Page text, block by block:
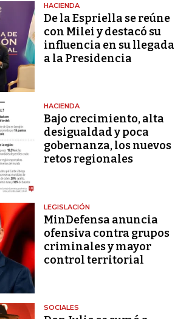
HACIENDA
De la Espriella se reúne
con Milei y destacó su
influencia en su llegada
a la Presidencia
HACIENDA
Bajo crecimiento, alta
desigualdad y poca
gobernanza, los nuevos
retos regionales
LEGISLACIÓN
MinDefensa anuncia
ofensiva contra grupos
criminales y mayor
control territorial
SOCIALES